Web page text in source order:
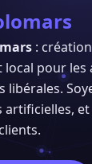
:
pour les
artificielles,